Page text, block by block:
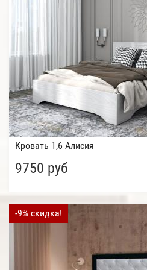
Кровать 1,6 Алисия
9750 руб
-9% скидка!